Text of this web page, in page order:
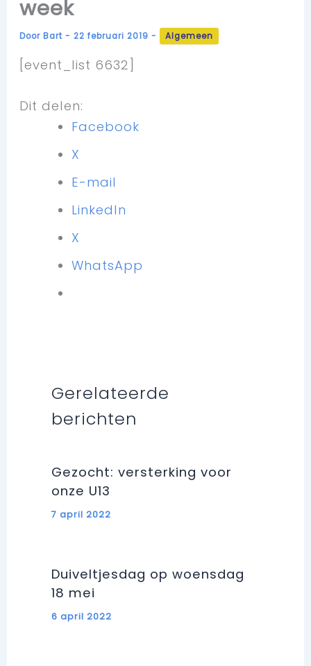
week
Door Bart-22 februari 2019- Algemeen
[event_list 6632]
Dit delen:
Facebook
X
E-mail
LinkedIn
X
WhatsApp
Gerelateerde
berichten
Gezocht: versterking voor
onze U13
7 april 2022
Duiveltjesdag op woensdag
18 mei
6 april 2022